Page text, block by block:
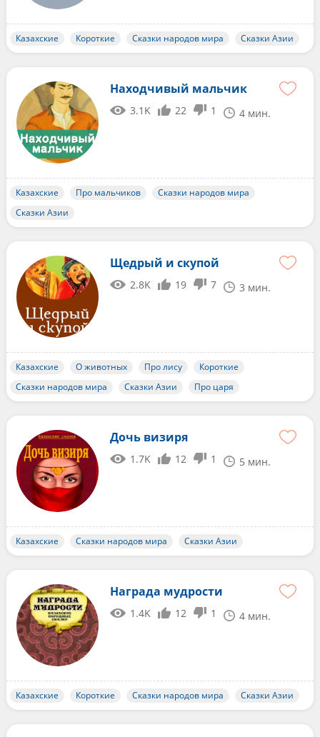
Казахские Короткие Сказки народов мира Сказки Азии
Находчивый мальчик
3.1K 22 1 4 мин.
Казахские Про мальчиков
Сказки народов мира
Сказки Азии
Щедрый и скупой
2.8K 19 7 3 мин.
Казахские О животных Про лису
Короткие
Сказки народов мира
Сказки Азии Про царя
Дочь визиря
1.7K 12 1 5 мин.
Казахские Сказки народов мира Сказки Азии
Награда мудрости
1.4K 12 1 4 мин.
Казахские Короткие Сказки народов мира Сказки Азии